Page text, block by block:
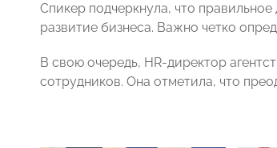
Спикер подчеркнула, что
развитие бизнеса. Важно четко
В свою очередь, HR-директор
сотрудников. Она отметила, что